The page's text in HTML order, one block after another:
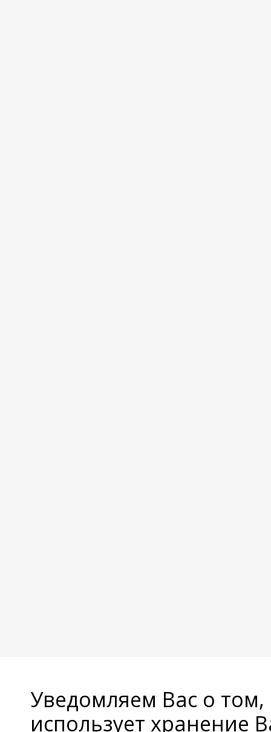
Уведомляем Вас о
использует хранение